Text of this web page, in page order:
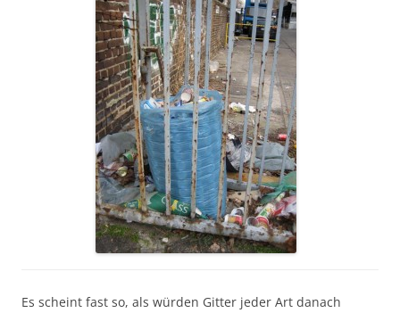
Es scheint fast so, als würden Gitter jeder Art danach